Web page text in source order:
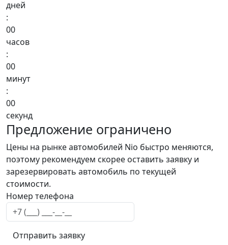
Предложение ограничено
Цены на рынке автомобилей Nio быстро меняются,
поэтому рекомендуем скорее оставить заявку и
зарезервировать автомобиль по текущей
стоимости.
Email
Номер телефона
Отправить заявку
дней
:
00
часов
:
00
минут
:
00
секунд